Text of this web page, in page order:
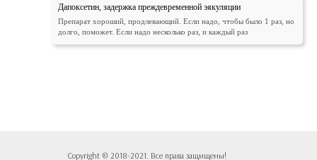
Дапоксетин, задержка преждевременной эякуляции
Препарат хороший, продлевающий. Если надо, чтобы было 1 раз, но
долго, поможет. Если надо несколько раз, и каждый раз
Copyright © 2018-2021. Все права защищены!